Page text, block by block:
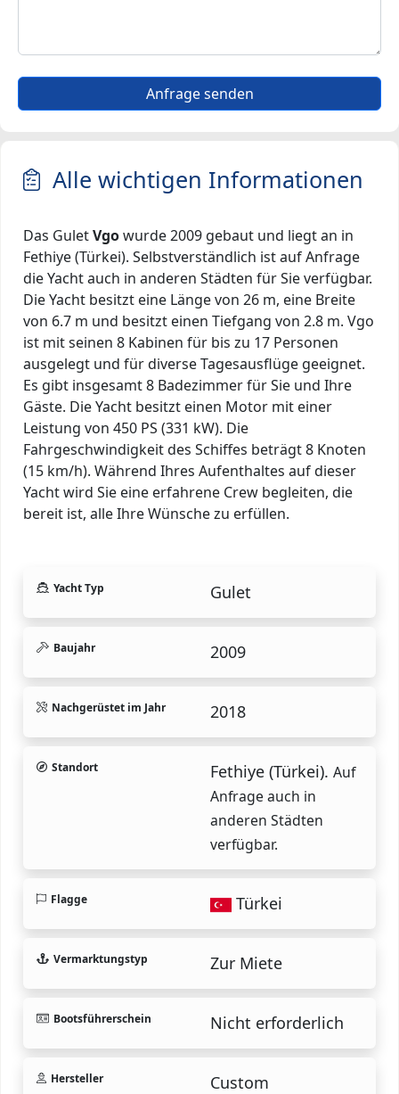
Anfrage senden
Alle wichtigen Informationen
Das GuletVgowurde 2009 gebaut und liegt an in
Fethiye (Türkei). Selbstverständlich ist auf Anfrage
die Yacht auch in anderen Städten für Sie verfügbar.
Die Yacht besitzt eine Länge von 26 m, eine Breite
von 6.7 m und besitzt einen Tiefgang von 2.8 m. Vgo
ist mit seinen 8 Kabinen für bis zu 17 Personen
ausgelegt und für diverse Tagesausflüge geeignet.
Es gibt insgesamt 8 Badezimmer für Sie und Ihre
Gäste. Die Yacht besitzt einen Motor mit einer
Leistung von 450 PS (331 kW). Die
Fahrgeschwindigkeit des Schiffes beträgt 8 Knoten
(15 km/h). Während Ihres Aufenthaltes auf dieser
Yacht wird Sie eine erfahrene Crew begleiten, die
bereit ist, alle Ihre Wünsche zu erfüllen.
Yacht Typ Gulet
Baujahr 2009
Nachgerüstet im Jahr 2018
Standort Fethiye (Türkei). Auf
Anfrage auch in
anderen Städten
verfügbar.
Flagge Türkei
Vermarktungstyp Zur Miete
Bootsführerschein Nicht erforderlich
Hersteller Custom